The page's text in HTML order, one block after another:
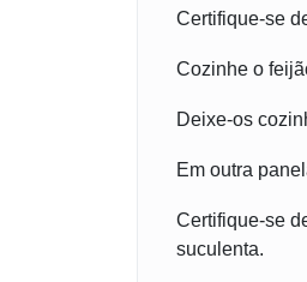
Certifique-se
Cozinhe o
Deixe-os
Em outra
Certifique-se
suculenta.